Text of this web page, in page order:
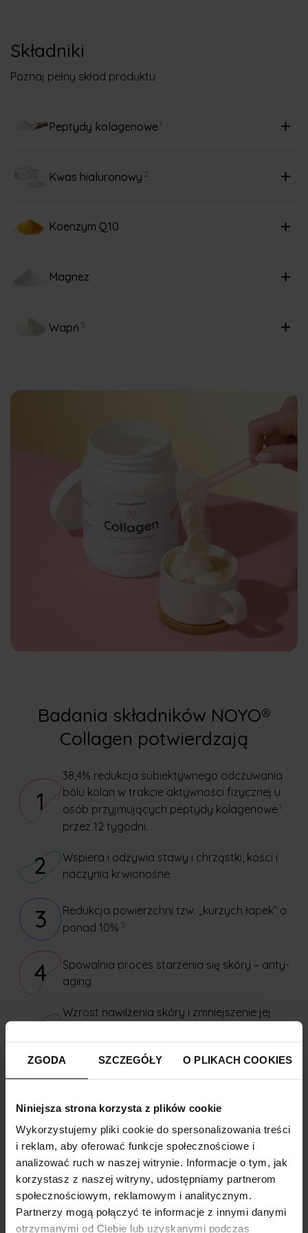
ZGODA SZCZEGÓŁY O PLIKACH COOKIES
Niniejsza strona korzysta z plików cookie
Wykorzystujemy pliki cookie do spersonalizowania treści
i reklam, aby oferować funkcje społecznościowe i
analizować ruch w naszej witrynie. Informacje o tym, jak
korzystasz z naszej witryny, udostępniamy partnerom
społecznościowym, reklamowym i analitycznym.
Partnerzy mogą połączyć te informacje z innymi danymi
otrzymanymi od Ciebie lub uzyskanymi podczas
Składniki
Poznaj pełny skład produktu
Peptydy kolagenowe 1
Kwas hialuronowy 2
Koenzym Q10
Magnez
Wapń 5
Badania składników NOYO®
Collagen potwierdzają
1
38,4% redukcja subiektywnego odczuwania
bólu kolan w trakcie aktywności fizycznej u
osób przyjmujących peptydy kolagenowe 1
przez 12 tygodni.
2
Wspiera i odżywia stawy i chrząstki, kości i
naczynia krwionośne
3
Redukcja powierzchni tzw. „kurzych łapek” o
ponad 10% 3
4
Spowalnia proces starzenia się skóry – anty-
aging
5
Wzrost nawilżenia skóry i zmniejszenie jej
kolagenowe – potwierdzony badaniami1
6
Zawarty w produkcie kwas hialuronowy
Ekspert radzi
Kolagen stanowi jedno z najważniejszych białek
budulcowych w organizmie człowieka.